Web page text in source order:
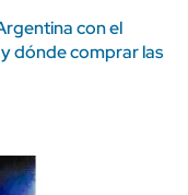
con el
dónde comprar las